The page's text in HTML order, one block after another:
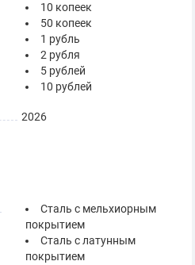
10 копеек
50 копеек
1 рубль
2 рубля
5 рублей
10 рублей
2026
Сталь с мельхиорным
покрытием
Сталь с латунным
покрытием